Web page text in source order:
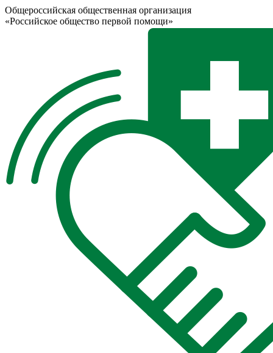
Общероссийская общественная организация
«Российское общество первой помощи»